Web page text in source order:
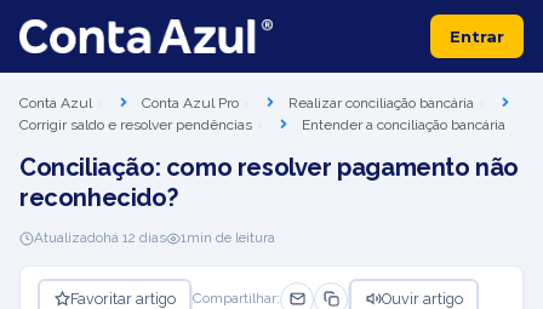
Entrar
Conta Azul Conta Azul Pro
Realizar conciliação bancária
Corrigir saldo e resolver pendências
Entender a conciliação bancária
Conciliação: como resolver pagamento não
reconhecido?
Atualizadohá 12 dias 1min de leitura
Favoritar artigo Compartilhar: Ouvir artigo